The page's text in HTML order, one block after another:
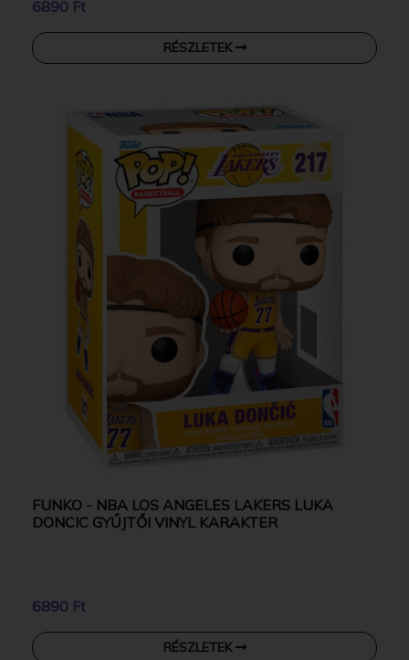
6890 Ft
RÉSZLETEK
FUNKO - NBA LOS ANGELES LAKERS LUKA
DONCIC GYŰJTŐI VINYL KARAKTER
6890 Ft
RÉSZLETEK